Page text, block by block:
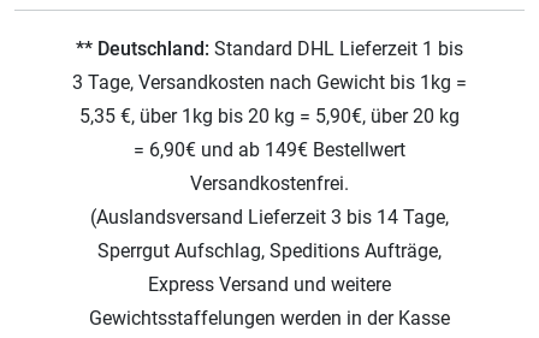
** Deutschland: Standard DHL Lieferzeit 1 bis
3 Tage, Versandkosten nach Gewicht bis 1kg =
5,35 €, über 1kg bis 20 kg = 5,90€, über 20 kg
= 6,90€ und ab 149€ Bestellwert
Versandkostenfrei.
(Auslandsversand Lieferzeit 3 bis 14 Tage,
Sperrgut Aufschlag, Speditions Aufträge,
Express Versand und weitere
Gewichtsstaffelungen werden in der Kasse